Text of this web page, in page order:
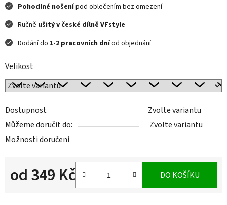
Pohodlné nošenípod oblečením bez omezení
Ručně ušitý v české dílně VFstyle
Dodání do 1-2 pracovních dníod objednání
Velikost
Dostupnost
Zvolte variantu
Můžeme doručit do:
Zvolte variantu
Možnosti doručení
od349 Kč DO KOŠÍKU